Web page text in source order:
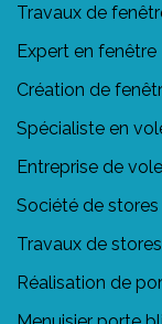
Travaux de
Expert en fenêtre
Création de
Spécialiste en
Entreprise de
Société de
Travaux de
Réalisation de